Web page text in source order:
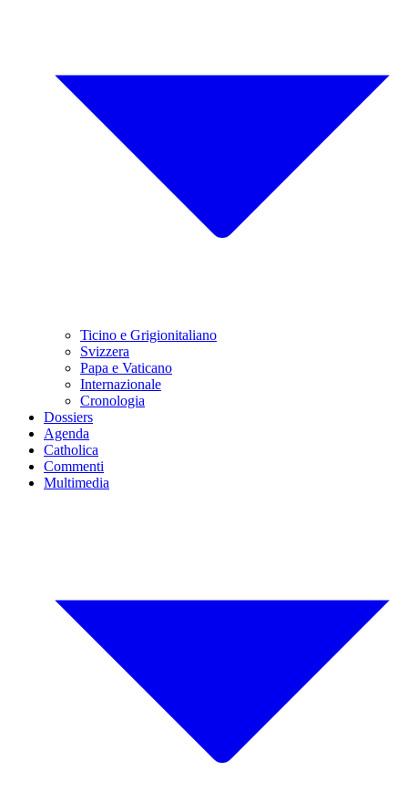
Ticino e Grigionitaliano
Svizzera
Papa e Vaticano
Internazionale
Cronologia
Dossiers
Agenda
Catholica
Commenti
Multimedia